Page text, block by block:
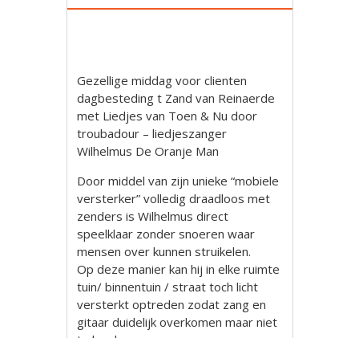
Gezellige middag voor clienten
dagbesteding t Zand van Reinaerde
met Liedjes van Toen & Nu door
troubadour – liedjeszanger
Wilhelmus De Oranje Man
Door middel van zijn unieke “mobiele
versterker” volledig draadloos met
zenders is Wilhelmus direct
speelklaar zonder snoeren waar
mensen over kunnen struikelen.
Op deze manier kan hij in elke ruimte
tuin/ binnentuin / straat toch licht
versterkt optreden zodat zang en
gitaar duidelijk overkomen maar niet